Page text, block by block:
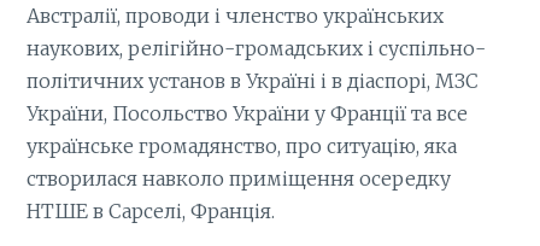
Австралії, проводи і членство українських
наукових, релігійно-громадських і суспільно-
політичних установ в Україні і в діаспорі, МЗС
України, Посольство України у Франції та все
українське громадянство, про ситуацію, яка
створилася навколо приміщення осередку
НТШЕ в Сарселі, Франція.